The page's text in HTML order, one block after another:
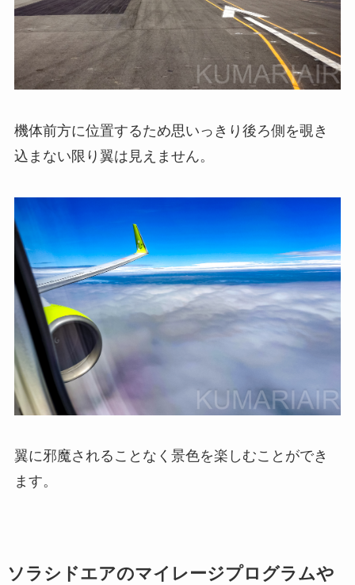
機体前方に位置するため思いっきり後ろ側を覗き
込まない限り翼は見えません。
翼に邪魔されることなく景色を楽しむことができ
ます。
ソラシドエアのマイレージプログラムや